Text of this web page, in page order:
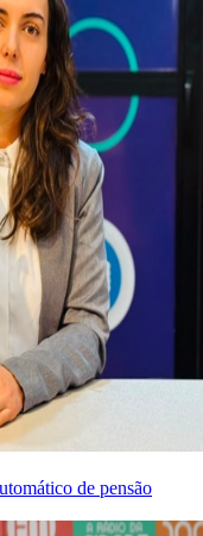
de pensão